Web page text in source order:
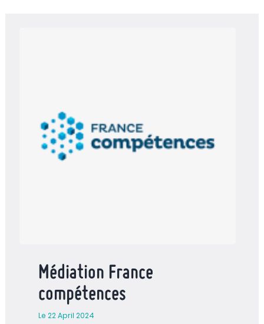
Médiation France
compétences
Le 22 April 2024